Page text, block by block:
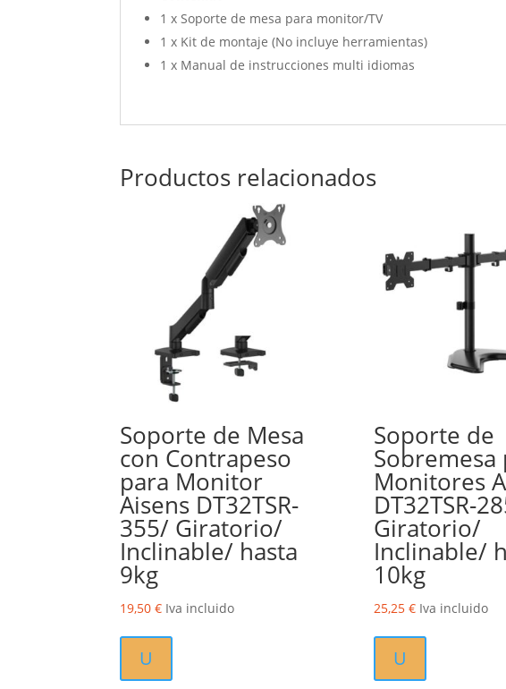
1 x Soporte de mesa para monitor/TV
1 x Kit de montaje (No incluye herramientas)
1 x Manual de instrucciones multi idiomas
Productos relacionados
Soporte de Mesa
con Contrapeso
para Monitor
Aisens DT32TSR-
355/ Giratorio/
Inclinable/ hasta
9kg
19,50€ Iva incluido
U
Soporte de
Sobremesa
Monitores
DT32TSR-
Giratorio/
Inclinable/
10kg
25,25 € Iva incluido
U